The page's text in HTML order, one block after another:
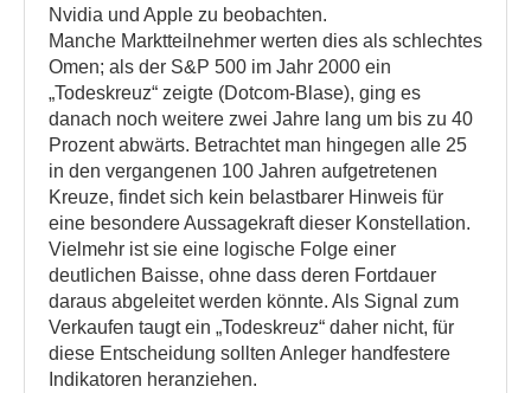
Nvidia und Apple zu beobachten.
Manche Marktteilnehmer werten dies als schlechtes
Omen; als der S&P 500 im Jahr 2000 ein
„Todeskreuz“ zeigte (Dotcom-Blase), ging es
danach noch weitere zwei Jahre lang um bis zu 40
Prozent abwärts. Betrachtet man hingegen alle 25
in den vergangenen 100 Jahren aufgetretenen
Kreuze, findet sich kein belastbarer Hinweis für
eine besondere Aussagekraft dieser Konstellation.
Vielmehr ist sie eine logische Folge einer
deutlichen Baisse, ohne dass deren Fortdauer
daraus abgeleitet werden könnte. Als Signal zum
Verkaufen taugt ein „Todeskreuz“ daher nicht, für
diese Entscheidung sollten Anleger handfestere
Indikatoren heranziehen.